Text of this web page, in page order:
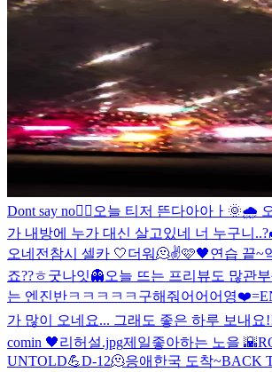
Dont say no🙂‍↔️ 오늘 티저 뜬다아아ㅏ 🌞🌧
가 내방에 누가 대신 살고있네 너 누구니..?
오네 전참시 셀카 🤍더워🫠✌️🩷🖤연습 끝~
죠??ㅎ굿나잇👻오늘 뜨는 프리뷰도 많관
는 엔진반ㅋㅋㅋㅋㅋ 구해줘어어어영
가 많이 오네요... 그래도 좋은 하루 보내
comin 🖤리허설.jpg제일좋아하는 노을 🌇
UNTOLD💪D-12🫠응애 한국 도착~BACK